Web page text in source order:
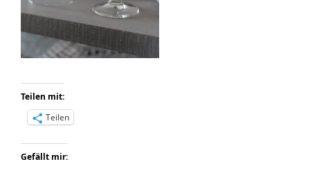
Teilen mit:
Teilen
Gefällt mir: